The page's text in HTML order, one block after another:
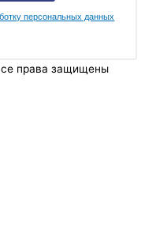
персональных данных
права защищены